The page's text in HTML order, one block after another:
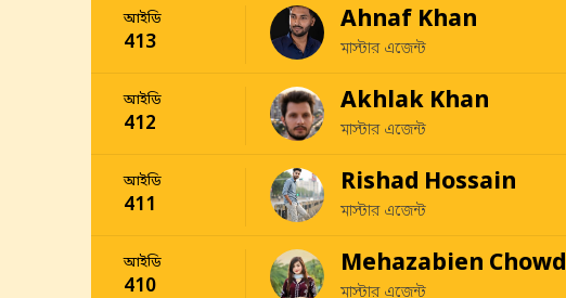
আইডি
413
Ahnaf Khan
মাস্টার এজেন্ট
আইডি
412
Akhlak Khan
মাস্টার এজেন্ট
আইডি
411
Rishad Hossain
মাস্টার এজেন্ট
আইডি
410
Mehazabien
মাস্টার এজেন্ট